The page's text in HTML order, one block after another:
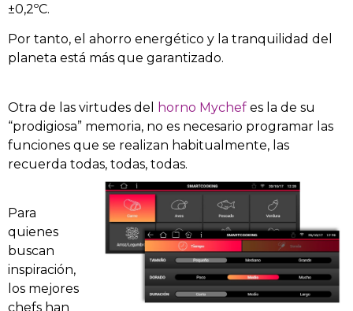
±0,2ºC.
Por tanto, el ahorro energético y la tranquilidad del
planeta está más que garantizado.
Otra de las virtudes del horno Mychef es la de su
“prodigiosa” memoria, no es necesario programar las
funciones que se realizan habitualmente, las
recuerda todas, todas, todas.
Para
quienes
buscan
inspiración,
los mejores
chefs han